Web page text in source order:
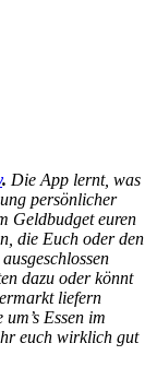
. Die App lernt, was
persönlicher
Geldbudget euren
die Euch oder den
dazu oder könnt
liefern
Essen im
euch wirklich gut